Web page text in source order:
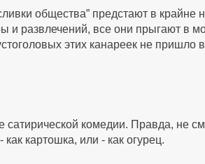
общества” предстают в крайне
и развлечений, все они прыгают в
этих канареек не пришло в
комедии. Правда, не
картошка, или - как огурец.